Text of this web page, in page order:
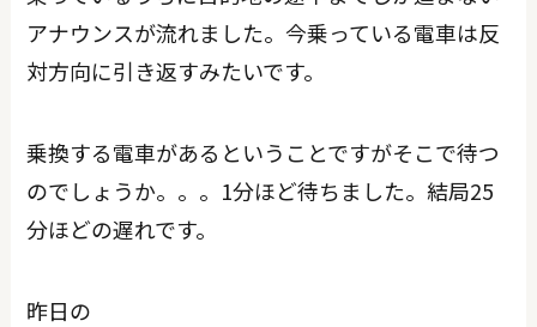
アナウンスが流れました。今乗っている電車は反
対方向に引き返すみたいです。
乗換する電車があるということですがそこで待つ
のでしょうか。。。1分ほど待ちました。結局25
分ほどの遅れです。
昨日の